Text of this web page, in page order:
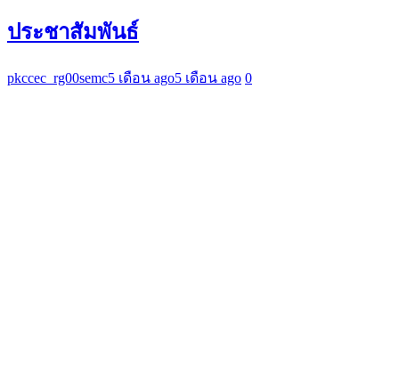
ประชาสัมพันธ์
pkccec_rg00semc5 เดือน ago5 เดือน ago 0